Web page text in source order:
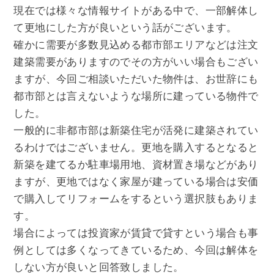
現在では様々な情報サイトがある中で、一部解体し
て更地にした方が良いという話がございます。
確かに需要が多数見込める都市部エリアなどは注文
建築需要がありますのでその方がいい場合もござい
ますが、今回ご相談いただいた物件は、お世辞にも
都市部とは言えないような場所に建っている物件で
した。
一般的に非都市部は新築住宅が活発に建築されてい
るわけではございません。更地を購入するとなると
新築を建てるか駐車場用地、資材置き場などがあり
ますが、更地ではなく家屋が建っている場合は安価
で購入してリフォームをするという選択肢もありま
す。
場合によっては投資家が賃貸で貸すという場合も事
例としては多くなってきているため、今回は解体を
しない方が良いと回答致しました。